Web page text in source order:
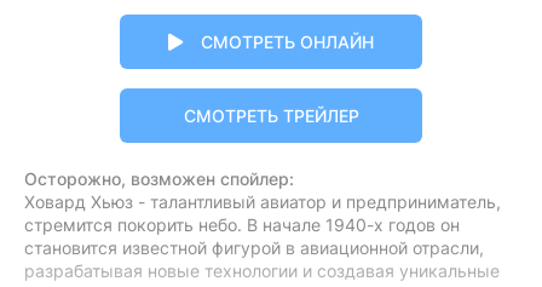
СМОТРЕТЬ ОНЛАЙН
СМОТРЕТЬ ТРЕЙЛЕР
Осторожно, возможен спойлер:
Ховард Хьюз - талантливый авиатор и предприниматель,
стремится покорить небо. В начале 1940-х годов он
становится известной фигурой в авиационной отрасли,
разрабатывая новые технологии и создавая уникальные